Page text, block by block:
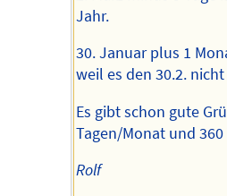
Jahr.
30. Januar plus 1
weil es den 30.2.
Es gibt schon gute
Tagen/Monat und
Rolf